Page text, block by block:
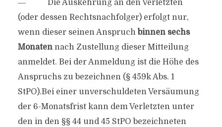
― Die Auskehrung an den Verletzten
(oder dessen Rechtsnachfolger) erfolgt nur,
wenn dieser seinen Anspruch binnen sechs
Monatennach Zustellung dieser Mitteilung
anmeldet. Bei der Anmeldung ist die Höhe des
Anspruchs zu bezeichnen (§ 459k Abs. 1
StPO).Bei einer unverschuldeten Versäumung
der 6-Monatsfrist kann dem Verletzten unter
den in den §§ 44 und 45 StPO bezeichneten